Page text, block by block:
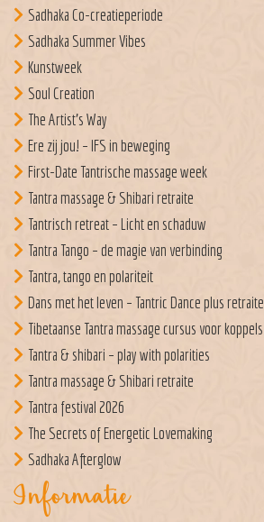
Sadhaka Co-creatieperiode
Sadhaka Summer Vibes
Kunstweek
Soul Creation
The Artist’s Way
Ere zij jou! – IFS in beweging
First-Date Tantrische massage week
Tantra massage & Shibari retraite
Tantrisch retreat – Licht en schaduw
Tantra Tango – de magie van verbinding
Tantra, tango en polariteit
Dans met het leven – Tantric Dance plus retraite
Tibetaanse Tantra massage cursus voor koppels
Tantra & shibari – play with polarities
Tantra massage & Shibari retraite
Tantra festival 2026
The Secrets of Energetic Lovemaking
Sadhaka Afterglow
Informatie